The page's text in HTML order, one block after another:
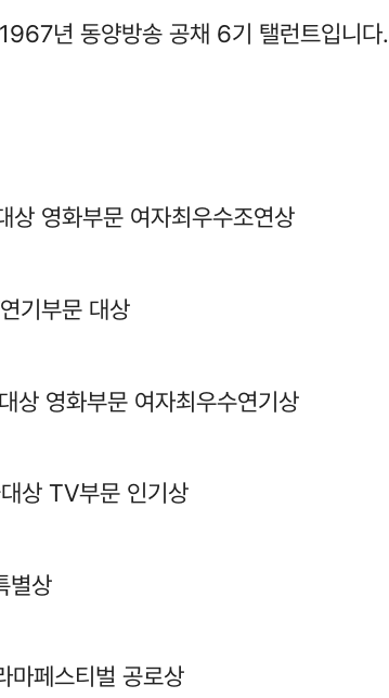
년 동양방송 공채 6기 탤런트입니다.
영화부문 여자최우수조연상
기부문 대상
상 영화부문 여자최우수연기상
상 TV부문 인기상
별상
마페스티벌 공로상